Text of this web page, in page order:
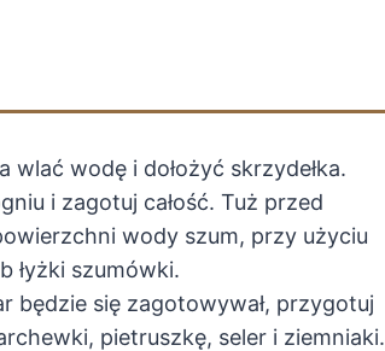
wlać wodę i dołożyć skrzydełka.
i zagotuj całość. Tuż przed
wody szum, przy użyciu
łyżki szumówki.
będzie się zagotowywał, przygotuj
pietruszkę, seler i ziemniaki.